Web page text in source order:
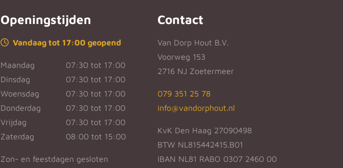
Openingstijden
Vandaag tot 17:00 geopend
Maandag
07:30 tot 17:00
Dinsdag
07:30 tot 17:00
Woensdag
07:30 tot 17:00
Donderdag
07:30 tot 17:00
Vrijdag
07:30 tot 17:00
Zaterdag
08:00 tot 15:00
Zon- en feestdagen gesloten
Contact
Van Dorp Hout B.V.
Voorweg 153
2716 NJ Zoetermeer
079 351 25 78
info@vandorphout.nl
KvK Den Haag 27090498
BTW NL815442415.B01
IBAN NL81 RABO 0307 2460 00